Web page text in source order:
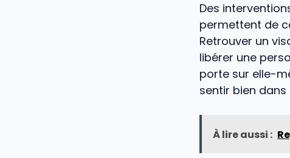
Des
permettent de
Retrouver un
libérer une
porte sur elle-
sentir bien dans
À lire aussi :